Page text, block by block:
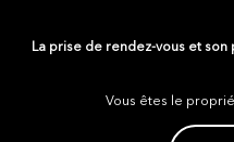
La prise de rendez-vous et
Vous êtes le